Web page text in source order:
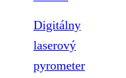
Digitálny
laserový
pyrometer